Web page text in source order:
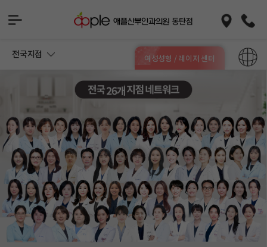
전국지점 여성성형 / 레이저 센터